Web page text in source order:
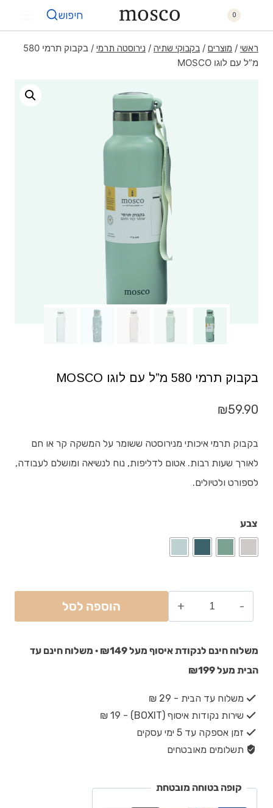
0 חיפוש
ראשי / מוצרים / בקבוקי שתיה / נירוסטה תרמי /
בקבוק תרמי 580
מ”ל עם לוגו MOSCO
בקבוק תרמי 580 מ”ל עם לוגו MOSCO
₪59.90
בקבוק תרמי איכותי מנירוסטה ששומר על המשקה קר או חם
לאורך שעות רבות. אטום לדליפות, נוח לנשיאה ומושלם לעבודה,
לספורט ולטיולים.
צבע
הוספה לסל
משלוח חינם לנקודת איסוף מעל ₪149 · משלוח חינם עד
הבית מעל ₪199
משלוח עד הבית - 29 ₪
שירות נקודות איסוף (BOXIT) - 19 ₪
זמן אספקה עד 5 ימי עסקים
תשלומים מאובטחים
קופה בטוחה מובטחת